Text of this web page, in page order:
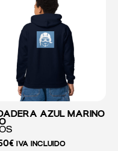
AZUL MARINO
€ IVA INCLUIDO